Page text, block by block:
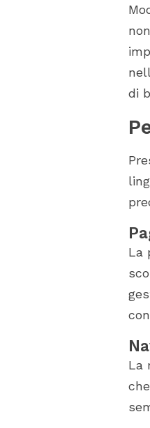
di
La
La